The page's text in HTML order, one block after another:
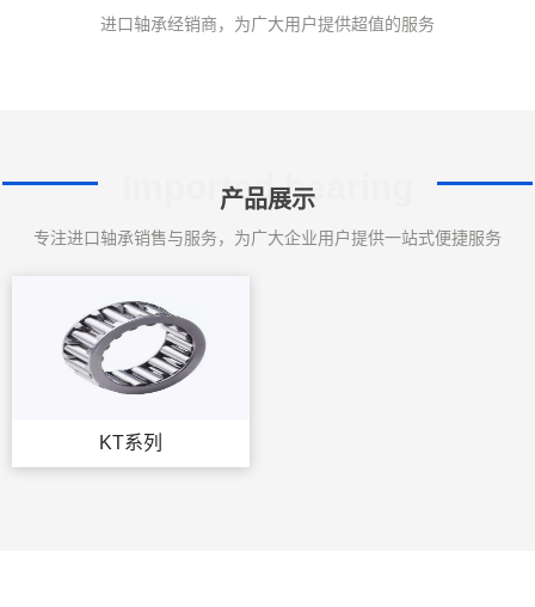
进口轴承经销商，为广大用户提供超值的服务
产品展示
Imported bearing
专注进口轴承销售与服务，为广大企业用户提供一站式便捷服务
KT系列